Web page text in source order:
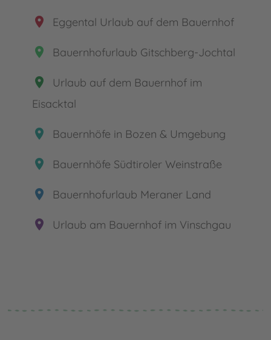
place Eggental Urlaub auf dem Bauernhof
place Bauernhofurlaub Gitschberg-Jochtal
place
Urlaub auf dem Bauernhof im
Eisacktal
place Bauernhöfe in Bozen & Umgebung
place Bauernhöfe Südtiroler Weinstraße
place Bauernhofurlaub Meraner Land
place Urlaub am Bauernhof im Vinschgau